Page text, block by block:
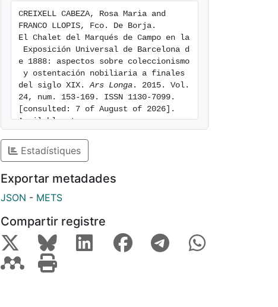
CREIXELL CABEZA, Rosa Maria and
FRANCO LLOPIS, Fco. De Borja.
El Chalet del Marqués de Campo en la
Exposición Universal de Barcelona d
e 1888: aspectos sobre coleccionismo
y ostentación nobiliaria a finales
del siglo XIX. Ars Longa . 2015. Vol.
24, num. 153-169. ISSN 1130-7099.
[consulted: 7 of August of 2026].
Available at:
Estadístiques
Exportar metadades
JSON - METS
Compartir registre